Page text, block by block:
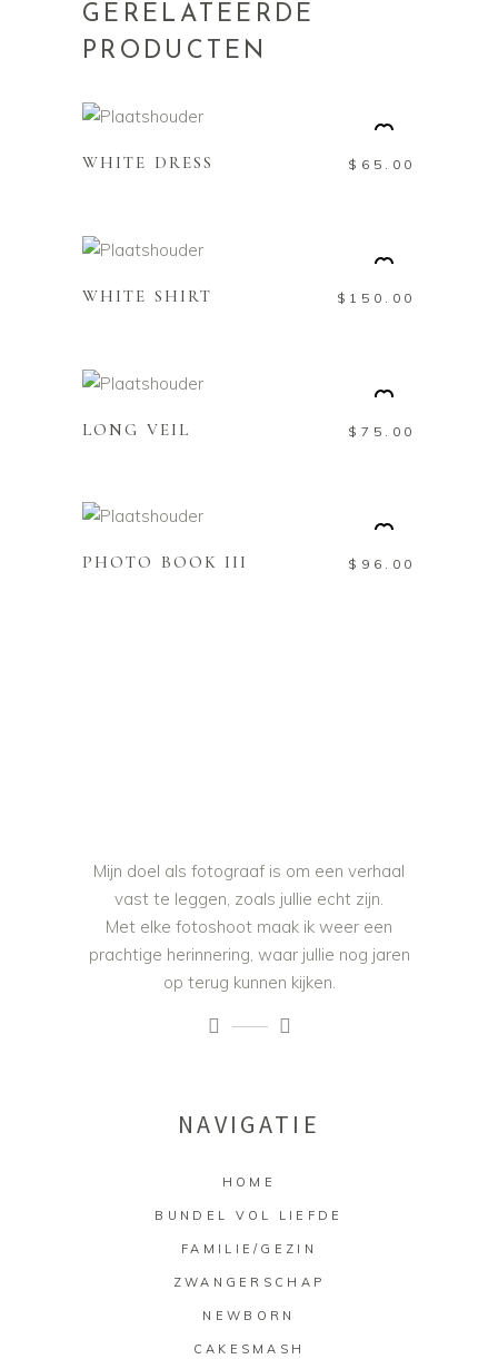
GERELATEERDE
PRODUCTEN
WHITE DRESS $ 65.00
WHITE SHIRT $ 150.00
LONG VEIL $ 75.00
PHOTO BOOK III $ 96.00
Mijn doel als fotograaf is om een verhaal
vast te leggen, zoals jullie echt zijn.
Met elke fotoshoot maak ik weer een
prachtige herinnering, waar jullie nog jaren
op terug kunnen kijken.
NAVIGATIE
HOME
BUNDEL VOL LIEFDE
FAMILIE/GEZIN
ZWANGERSCHAP
NEWBORN
CAKESMASH